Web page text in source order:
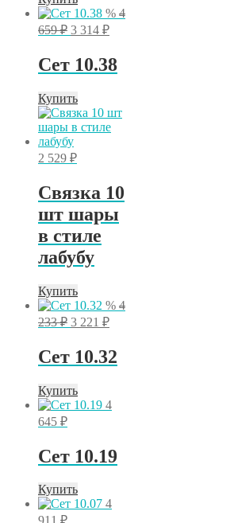
% 4
659₽ Первоначальная
составляла
4
3 314 ₽Текущая
3
314 ₽.
Сет 10.38
Купить
2 529 ₽
Связка 10
шт шары
в стиле
лабубу
Купить
% 4
233₽ Первоначальная
составляла
4
3 221 ₽Текущая
3
221 ₽.
Сет 10.32
Купить
4
645 ₽
Сет 10.19
Купить
4